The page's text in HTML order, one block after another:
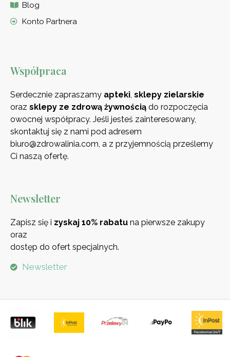
Blog
Konto Partnera
Współpraca
Serdecznie zapraszamy apteki, sklepy zielarskie
oraz sklepy ze zdrową żywnością do rozpoczęcia
owocnej współpracy. Jeśli jesteś zainteresowany,
skontaktuj się z nami pod adresem
biuro@zdrowalinia.com, a z przyjemnością prześlemy
Ci naszą ofertę.
Newsletter
Zapisz się i zyskaj 10% rabatu na pierwsze zakupy
oraz
dostęp do ofert specjalnych.
Newsletter